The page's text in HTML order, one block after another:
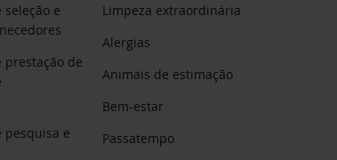
e
prestação de
pesquisa e
Limpeza extraordinária
Alergias
Animais de estimação
Bem-estar
Passatempo